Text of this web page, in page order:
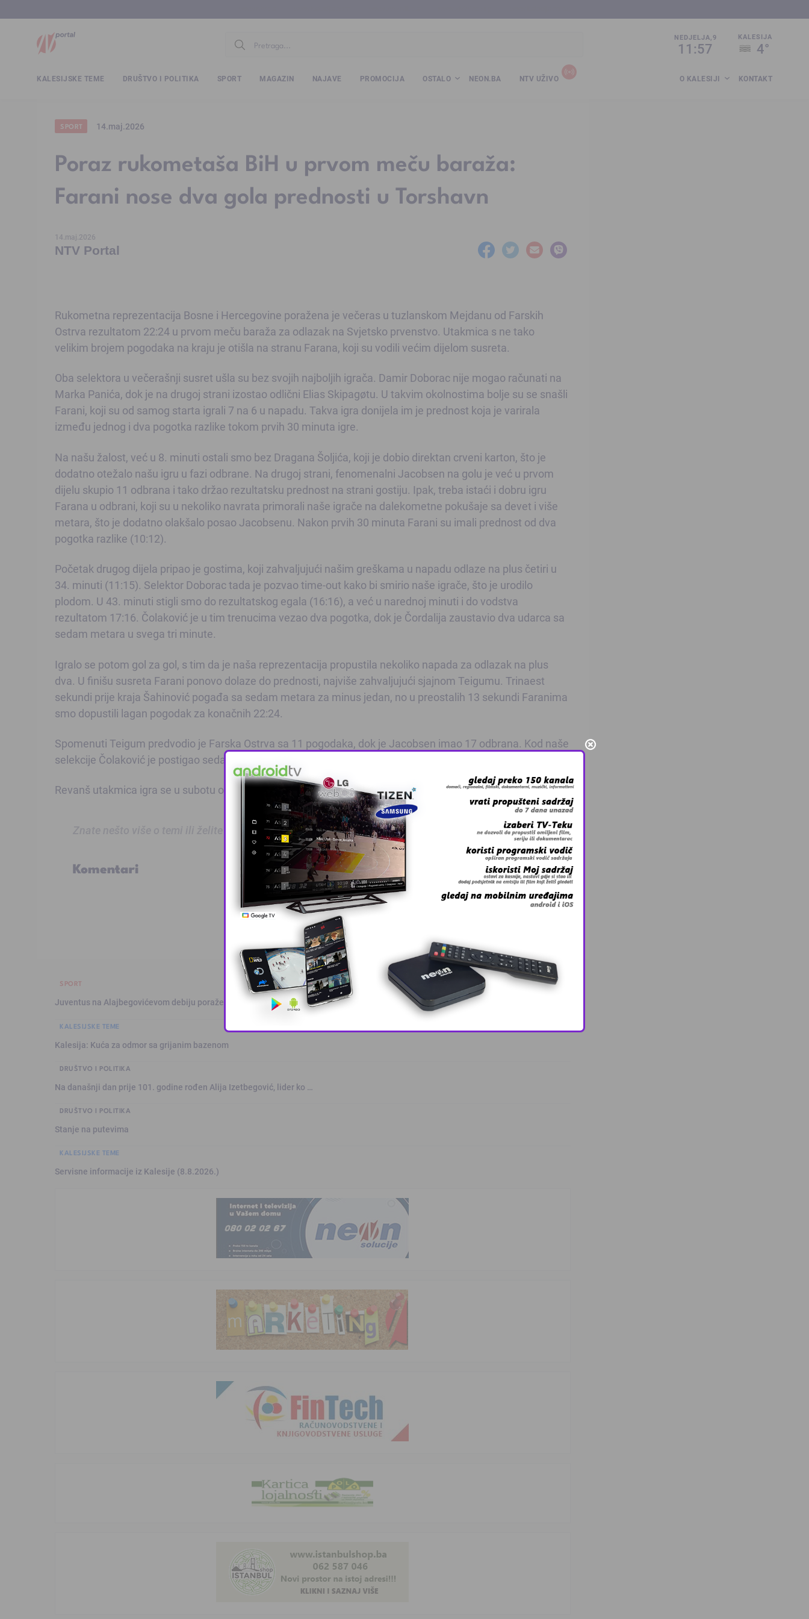
NEDJELJA,9
11:57
KALESIJA
4°
KALESIJSKE TEME DRUŠTVO I POLITIKA SPORT MAGAZIN NAJAVE PROMOCIJA OSTALO NEON.BA NTV UŽIVO O KALESIJI KONTAKT
SPORT 14.maj.2026
Poraz rukometaša BiH u prvom meču baraža:
Farani nose dva gola prednosti u Torshavn
14.maj.2026
NTV Portal
Rukometna reprezentacija Bosne i Hercegovine poražena je večeras u tuzlanskom Mejdanu od Farskih
Ostrva rezultatom 22:24 u prvom meču baraža za odlazak na Svjetsko prvenstvo. Utakmica s ne tako
velikim brojem pogodaka na kraju je otišla na stranu Farana, koji su vodili većim dijelom susreta.
Oba selektora u večerašnji susret ušla su bez svojih najboljih igrača. Damir Doborac nije mogao računati na
Marka Panića, dok je na drugoj strani izostao odlični Elias Skipagøtu. U takvim okolnostima bolje su se snašli
Farani, koji su od samog starta igrali 7 na 6 u napadu. Takva igra donijela im je prednost koja je varirala
između jednog i dva pogotka razlike tokom prvih 30 minuta igre.
Na našu žalost, već u 8. minuti ostali smo bez Dragana Šoljića, koji je dobio direktan crveni karton, što je
dodatno otežalo našu igru u fazi odbrane. Na drugoj strani, fenomenalni Jacobsen na golu je već u prvom
dijelu skupio 11 odbrana i tako držao rezultatsku prednost na strani gostiju. Ipak, treba istaći i dobru igru
Farana u odbrani, koji su u nekoliko navrata primorali naše igrače na dalekometne pokušaje sa devet i više
metara, što je dodatno olakšalo posao Jacobsenu. Nakon prvih 30 minuta Farani su imali prednost od dva
pogotka razlike (10:12).
Početak drugog dijela pripao je gostima, koji zahvaljujući našim greškama u napadu odlaze na plus četiri u
34. minuti (11:15). Selektor Doborac tada je pozvao time-out kako bi smirio naše igrače, što je urodilo
plodom. U 43. minuti stigli smo do rezultatskog egalа (16:16), a već u narednoj minuti i do vodstva
rezultatom 17:16. Čolaković je u tim trenucima vezao dva pogotka, dok je Čordalija zaustavio dva udarca sa
sedam metara u svega tri minute.
Igralo se potom gol za gol, s tim da je naša reprezentacija propustila nekoliko napada za odlazak na plus
dva. U finišu susreta Farani ponovo dolaze do prednosti, najviše zahvaljujući sjajnom Teigumu. Trinaest
sekundi prije kraja Šahinović pogađa sa sedam metara za minus jedan, no u preostalih 13 sekundi Faranima
smo dopustili lagan pogodak za konačnih 22:24.
Spomenuti Teigum predvodio je Farska Ostrva sa 11 pogodaka, dok je Jacobsen imao 17 odbrana. Kod naše
selekcije Čolaković je postigao sedam pogodaka. Radić je upisao sedam, a Čordalija četiri intervencije.
Revanš utakmica igra se u subotu od 20 sati na Farskim Ostrvima.
Znate nešto više o temi ili želite prijaviti grešku u tekstu?
Komentari
SPORT
Juventus na Alajbegovićevom debiju poražen od Intera, Zmaj učestvov …
KALESIJSKE TEME
Kalesija: Kuća za odmor sa grijanim bazenom
DRUŠTVO I POLITIKA
Na današnji dan prije 101. godine rođen Alija Izetbegović, lider ko …
DRUŠTVO I POLITIKA
Stanje na putevima
KALESIJSKE TEME
Servisne informacije iz Kalesije (8.8.2026.)